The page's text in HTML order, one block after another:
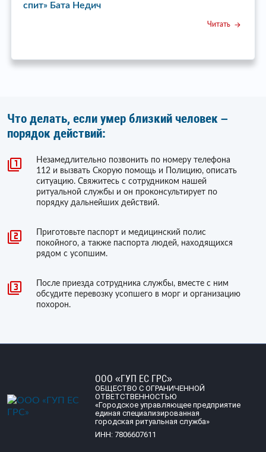
спит» Бата Недич
Читать
Что делать, если умер близкий человек –
порядок действий:
Незамедлительно позвонить по номеру телефона
112 и вызвать Скорую помощь и Полицию, описать
ситуацию. Свяжитесь с сотрудником нашей
ритуальной службы и он проконсультирует по
порядку дальнейших действий.
Приготовьте паспорт и медицинский полис
покойного, а также паспорта людей, находящихся
рядом с усопшим.
После приезда сотрудника службы, вместе с ним
обсудите перевозку усопшего в морг и организацию
похорон.
ООО «ГУП ЕС ГРС»
ОБЩЕСТВО С ОГРАНИЧЕННОЙ
ОТВЕТСТВЕННОСТЬЮ
«Городское управляющее предприятие
единая специализированная
городская ритуальная служба»
ИНН: 7806607611